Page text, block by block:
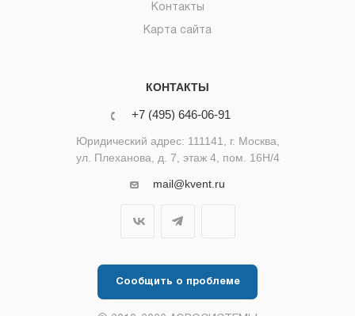
Контакты
Карта сайта
КОНТАКТЫ
+7 (495) 646-06-91
Юридический адрес: 111141, г. Москва,
ул. Плеханова, д. 7, этаж 4, пом. 16Н/4
mail@kvent.ru
Сообщить о проблеме